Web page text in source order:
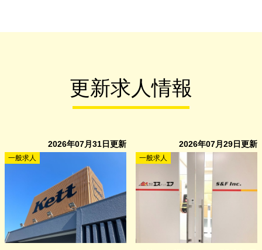
更新求人情報
2026年07月31日更新
一般求人
2026年07月29日更新
一般求人